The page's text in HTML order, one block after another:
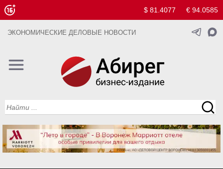
$ 81.4077 € 94.0585
ЭКОНОМИЧЕСКИЕ ДЕЛОВЫЕ НОВОСТИ